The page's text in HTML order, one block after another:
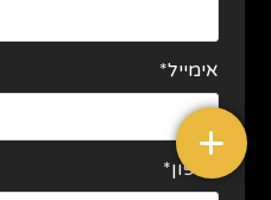
אימייל*
טלפון*